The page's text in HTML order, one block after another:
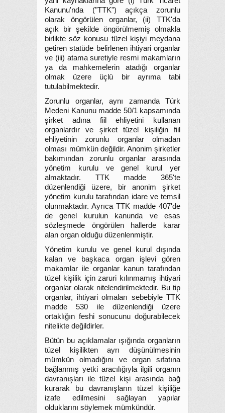
Kanunu'nda ("TTK") açıkça zorunlu
olarak öngörülen organlar, (ii) TTK'da
açık bir şekilde öngörülmemiş olmakla
birlikte söz konusu tüzel kişiyi meydana
getiren statüde belirlenen ihtiyari organlar
ve (iii) atama suretiyle resmi makamların
ya da mahkemelerin atadığı organlar
olmak üzere üçlü bir ayrıma tabi
tutulabilmektedir.
Zorunlu organlar, aynı zamanda Türk
Medeni Kanunu madde 50/1 kapsamında
şirket adına fiil ehliyetini kullanan
organlardır ve şirket tüzel kişiliğin fiil
ehliyetinin zorunlu organlar olmadan
olması mümkün değildir. Anonim şirketler
bakımından zorunlu organlar arasında
yönetim kurulu ve genel kurul yer
almaktadır. TTK madde 365'te
düzenlendiği üzere, bir anonim şirket
yönetim kurulu tarafından idare ve temsil
olunmaktadır. Ayrıca TTK madde 407'de
de genel kurulun kanunda ve esas
sözleşmede öngörülen hallerde karar
alan organ olduğu düzenlenmiştir.
Yönetim kurulu ve genel kurul dışında
kalan ve başkaca organ işlevi gören
makamlar ile organlar kanun tarafından
tüzel kişilik için zaruri kılınmamış ihtiyari
organlar olarak nitelendirilmektedir. Bu tip
organlar, ihtiyari olmaları sebebiyle TTK
madde 530 ile düzenlendiği üzere
ortaklığın feshi sonucunu doğurabilecek
nitelikte değildirler.
Bütün bu açıklamalar ışığında organların
tüzel kişilikten ayrı düşünülmesinin
mümkün olmadığını ve organ sıfatına
bağlanmış yetki aracılığıyla ilgili organın
davranışları ile tüzel kişi arasında bağ
kurarak bu davranışların tüzel kişiliğe
izafe edilmesini sağlayan yapılar
olduklarını söylemek mümkündür.